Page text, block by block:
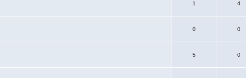
1 4
0 0
5 0